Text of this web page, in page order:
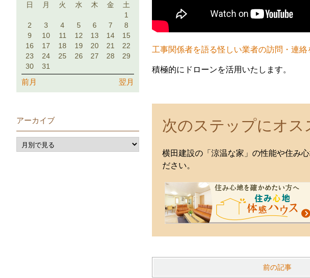
工事関係者を語る怪しい業者の訪問・連絡
積極的にドローンを活用いたします。
次のステップにオス
横田建設の「涼温な家」の性能や住み
ださい。
前の記事
日 月 火 水 木 金
土
1
2
3 4 5 6 7
8
9
10 11 12 13 14
15
16
17 18 19 20 21
22
23
24 25 26 27 28
29
30
31
前月 翌月
アーカイブ